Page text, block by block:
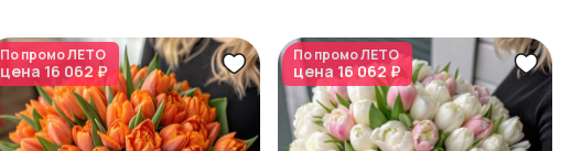
По промоЛЕТО
цена 16 062 ₽
По промоЛЕТО
цена 16 062 ₽